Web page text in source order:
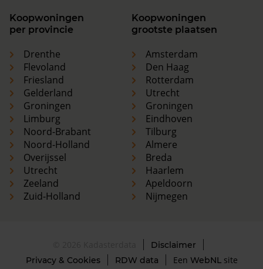
Koopwoningen
per provincie
Drenthe
Flevoland
Friesland
Gelderland
Groningen
Limburg
Noord-Brabant
Noord-Holland
Overijssel
Utrecht
Zeeland
Zuid-Holland
Koopwoningen
grootste plaatsen
Amsterdam
Den Haag
Rotterdam
Utrecht
Groningen
Eindhoven
Tilburg
Almere
Breda
Haarlem
Apeldoorn
Nijmegen
Disclaimer
Privacy & Cookies
RDW data Een WebNLsite